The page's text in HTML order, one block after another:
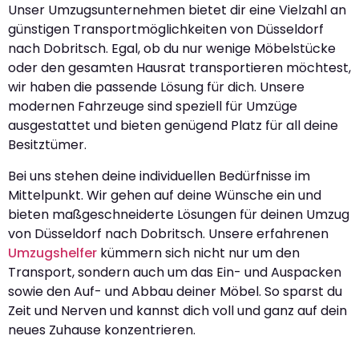
Unser Umzugsunternehmen bietet dir eine Vielzahl an
günstigen Transportmöglichkeiten von Düsseldorf
nach Dobritsch. Egal, ob du nur wenige Möbelstücke
oder den gesamten Hausrat transportieren möchtest,
wir haben die passende Lösung für dich. Unsere
modernen Fahrzeuge sind speziell für Umzüge
ausgestattet und bieten genügend Platz für all deine
Besitztümer.
Bei uns stehen deine individuellen Bedürfnisse im
Mittelpunkt. Wir gehen auf deine Wünsche ein und
bieten maßgeschneiderte Lösungen für deinen Umzug
von Düsseldorf nach Dobritsch. Unsere erfahrenen
Umzugshelfer kümmern sich nicht nur um den
Transport, sondern auch um das Ein- und Auspacken
sowie den Auf- und Abbau deiner Möbel. So sparst du
Zeit und Nerven und kannst dich voll und ganz auf dein
neues Zuhause konzentrieren.